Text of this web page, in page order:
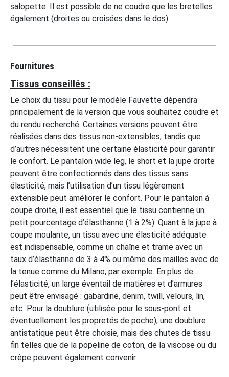
salopette. Il est possible de ne coudre que les bretelles
également (droites ou croisées dans le dos).
Fournitures
Tissus conseillés :
Le choix du tissu pour le modèle Fauvette dépendra
principalement de la version que vous souhaitez coudre et
du rendu recherché. Certaines versions peuvent être
réalisées dans des tissus non-extensibles, tandis que
d’autres nécessitent une certaine élasticité pour garantir
le confort. Le pantalon wide leg, le short et la jupe droite
peuvent être confectionnés dans des tissus sans
élasticité, mais l’utilisation d’un tissu légèrement
extensible peut améliorer le confort. Pour le pantalon à
coupe droite, il est essentiel que le tissu contienne un
petit pourcentage d’élasthanne (1 à 2%). Quant à la jupe à
coupe moulante, un tissu avec une élasticité adéquate
est indispensable, comme un chaîne et trame avec un
taux d’élasthanne de 3 à 4% ou même des mailles avec de
la tenue comme du Milano, par exemple. En plus de
l’élasticité, un large éventail de matières et d’armures
peut être envisagé : gabardine, denim, twill, velours, lin,
etc. Pour la doublure (utilisée pour le sous-pont et
éventuellement les propretés de poche), une doublure
antistatique peut être choisie, mais des chutes de tissu
fin telles que de la popeline de coton, de la viscose ou du
crêpe peuvent également convenir.